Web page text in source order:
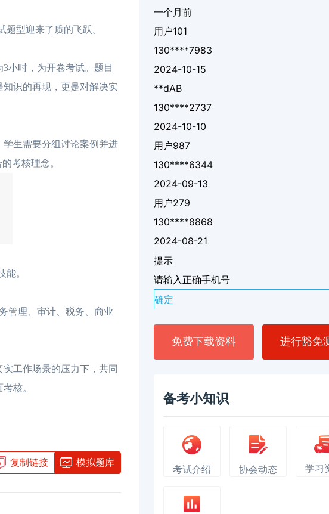
型迎来了质的飞跃。
时，为开卷考试。题目
识的再现，更是对解决实
生需要分组讨论案例并进
考核理念。
。
管理、审计、税务、商业
工作场景的压力下，共同
核。
复制链接 模拟题库
一个月前
用户101
130****7983
2024-10-15
**dAB
130****2737
2024-10-10
用户987
130****6344
2024-09-13
用户279
130****8868
2024-08-21
提示
请输入正确手机号
确定
免费下载资料 进行豁免
备考小知识
考试介绍 协会动态 学习